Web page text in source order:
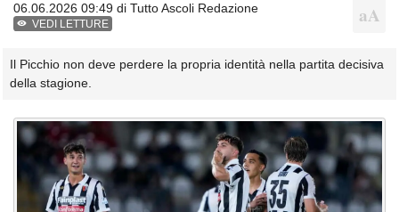
06.06.2026 09:49 di Tutto Ascoli Redazione
VEDI LETTURE
Il Picchio non deve perdere la propria identità nella partita decisiva
della stagione.